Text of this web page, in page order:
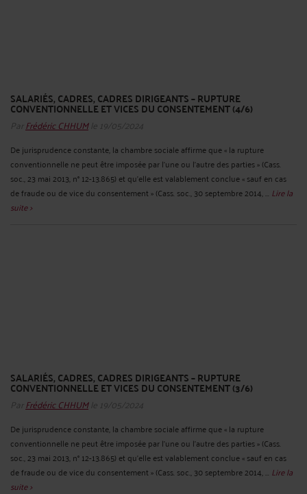
SALARIÉS, CADRES, CADRES DIRIGEANTS – RUPTURE
CONVENTIONNELLE ET VICES DU CONSENTEMENT (4/6)
Par Frédéric CHHUMle 19/05/2024
De jurisprudence constante, la chambre sociale affirme que « la rupture
conventionnelle ne peut être imposée par l’une ou l’autre des parties » (Cass.
soc., 23 mai 2013, n° 12-13.865) et qu’elle est valablement conclue « sauf en cas
de fraude ou de vice du consentement » (Cass. soc., 30 septembre 2014, ... Lire la
suite >
SALARIÉS, CADRES, CADRES DIRIGEANTS – RUPTURE
CONVENTIONNELLE ET VICES DU CONSENTEMENT (3/6)
Par Frédéric CHHUMle 19/05/2024
De jurisprudence constante, la chambre sociale affirme que « la rupture
conventionnelle ne peut être imposée par l’une ou l’autre des parties » (Cass.
soc., 23 mai 2013, n° 12-13.865) et qu’elle est valablement conclue « sauf en cas
de fraude ou de vice du consentement » (Cass. soc., 30 septembre 2014, ... Lire la
suite >